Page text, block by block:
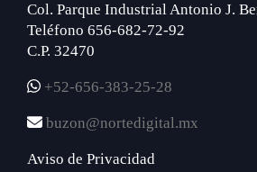
Col. Parque Industrial Antonio J.
Teléfono 656-682-72-92
C.P. 32470
+52-656-383-25-28
buzon@nortedigital.mx
Aviso de Privacidad